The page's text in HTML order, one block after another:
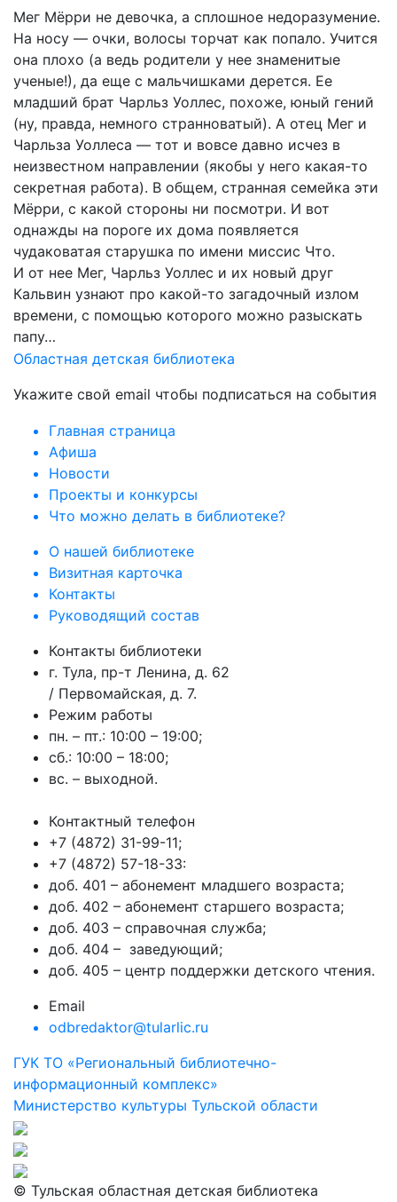
Мег Мёрри не девочка, а сплошное недоразумение.
На носу — очки, волосы торчат как попало. Учится
она плохо (а ведь родители у нее знаменитые
ученые!), да еще с мальчишками дерется. Ее
младший брат Чарльз Уоллес, похоже, юный гений
(ну, правда, немного странноватый). А отец Мег и
Чарльза Уоллеса — тот и вовсе давно исчез в
неизвестном направлении (якобы у него какая-то
секретная работа). В общем, странная семейка эти
Мёрри, с какой стороны ни посмотри. И вот
однажды на пороге их дома появляется
чудаковатая старушка по имени миссис Что.
И от нее Мег, Чарльз Уоллес и их новый друг
Кальвин узнают про какой-то загадочный излом
времени, с помощью которого можно разыскать
папу…
Областная детская библиотека
Укажите свой email чтобы подписаться на события
Главная страница
Афиша
Новости
Проекты и конкурсы
Что можно делать в библиотеке?
О нашей библиотеке
Визитная карточка
Контакты
Руководящий состав
Контакты библиотеки
г. Тула, пр-т Ленина, д. 62
/ Первомайская, д. 7.
Режим работы
пн. – пт.: 10:00 – 19:00;
сб.: 10:00 – 18:00;
вс. – выходной.
Контактный телефон
+7 (4872) 31-99-11;
+7 (4872) 57-18-33:
доб. 401 – абонемент младшего возраста;
доб. 402 – абонемент старшего возраста;
доб. 403 – справочная служба;
доб. 404 – заведующий;
доб. 405 – центр поддержки детского чтения.
Email
odbredaktor@tularlic.ru
ГУК ТО «Региональный библиотечно-
информационный комплекс»
Министерство культуры Тульской области
© Тульская областная детская библиотека